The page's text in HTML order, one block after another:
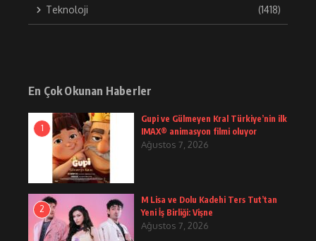
Teknoloji (1418)
En Çok Okunan Haberler
1
Gupi ve Gülmeyen Kral Türkiye’nin ilk
IMAX® animasyon filmi oluyor
Ağustos 7, 2026
2
M Lisa ve Dolu Kadehi Ters Tut’tan
Yeni İş Birliği: Vişne
Ağustos 7, 2026